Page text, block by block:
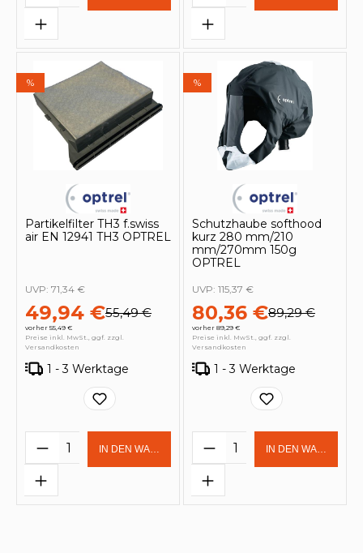
%
Partikelfilter TH3 f.swiss
air EN 12941 TH3 OPTREL
49,94 €55,49 €
vorher 55,49 €
UVP: 71,34 €
Preise inkl. MwSt., ggf. zzgl.
Versandkosten
1 - 3 Werktage
Produkt Anzahl: Gib den
IN DEN WARENKORB
%
Schutzhaube softhood
kurz 280 mm/210
mm/270mm 150g
OPTREL
80,36 €89,29 €
vorher 89,29 €
UVP: 115,37 €
Preise inkl. MwSt., ggf. zzgl.
Versandkosten
1 - 3 Werktage
Produkt Anzahl:
IN DEN